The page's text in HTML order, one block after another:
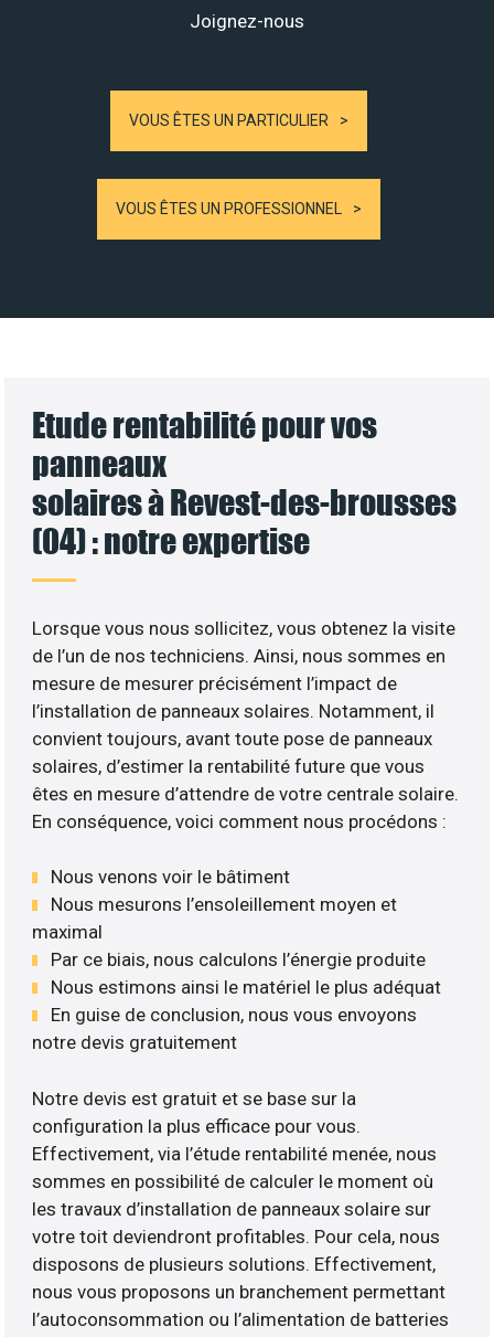
Joignez-nous
VOUS ÊTES UN PARTICULIER
VOUS ÊTES UN PROFESSIONNEL
Etude rentabilité pour vos
panneaux
solaires à Revest-des-brousses
(04) : notre expertise
Lorsque vous nous sollicitez, vous obtenez la visite
de l’un de nos techniciens. Ainsi, nous sommes en
mesure de mesurer précisément l’impact de
l’installation de panneaux solaires. Notamment, il
convient toujours, avant toute pose de panneaux
solaires, d’estimer la rentabilité future que vous
êtes en mesure d’attendre de votre centrale solaire.
En conséquence, voici comment nous procédons :
Nous venons voir le bâtiment
Nous mesurons l’ensoleillement moyen et
maximal
Par ce biais, nous calculons l’énergie produite
Nous estimons ainsi le matériel le plus adéquat
En guise de conclusion, nous vous envoyons
notre devis gratuitement
Notre devis est gratuit et se base sur la
configuration la plus efficace pour vous.
Effectivement, via l’étude rentabilité menée, nous
sommes en possibilité de calculer le moment où
les travaux d’installation de panneaux solaire sur
votre toit deviendront profitables. Pour cela, nous
disposons de plusieurs solutions. Effectivement,
nous vous proposons un branchement permettant
l’autoconsommation ou l’alimentation de batteries